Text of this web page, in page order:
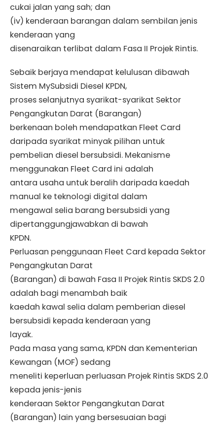
cukai jalan yang sah; dan
(iv) kenderaan barangan dalam sembilan jenis
kenderaan yang
disenaraikan terlibat dalam Fasa II Projek Rintis.
Sebaik berjaya mendapat kelulusan dibawah
Sistem MySubsidi Diesel KPDN,
proses selanjutnya syarikat-syarikat Sektor
Pengangkutan Darat (Barangan)
berkenaan boleh mendapatkan Fleet Card
daripada syarikat minyak pilihan untuk
pembelian diesel bersubsidi. Mekanisme
menggunakan Fleet Card ini adalah
antara usaha untuk beralih daripada kaedah
manual ke teknologi digital dalam
mengawal selia barang bersubsidi yang
dipertanggungjawabkan di bawah
KPDN.
Perluasan penggunaan Fleet Card kepada Sektor
Pengangkutan Darat
(Barangan) di bawah Fasa II Projek Rintis SKDS 2.0
adalah bagi menambah baik
kaedah kawal selia dalam pemberian diesel
bersubsidi kepada kenderaan yang
layak.
Pada masa yang sama, KPDN dan Kementerian
Kewangan (MOF) sedang
meneliti keperluan perluasan Projek Rintis SKDS 2.0
kepada jenis-jenis
kenderaan Sektor Pengangkutan Darat
(Barangan) lain yang bersesuaian bagi